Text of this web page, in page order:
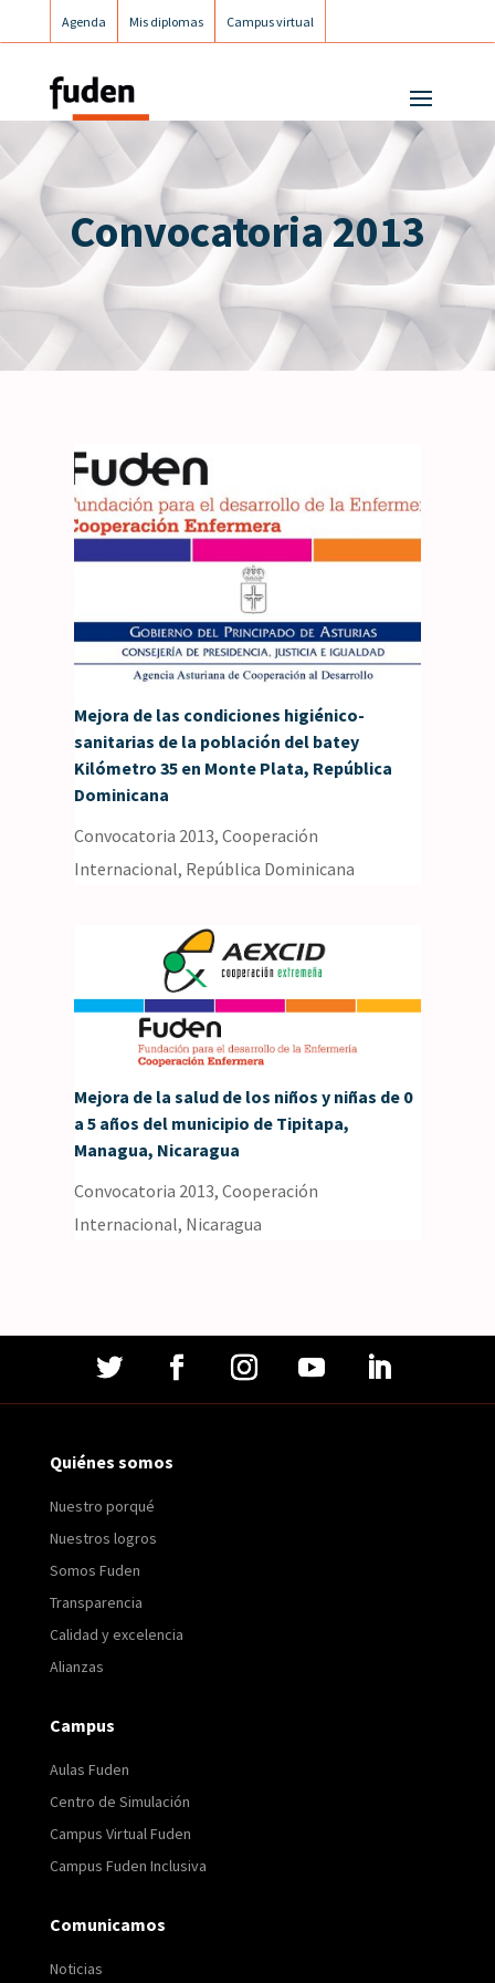
Agenda Mis diplomas Campus virtual
Convocatoria 2013
Mejora de las condiciones higiénico-
sanitarias de la población del batey
Kilómetro 35 en Monte Plata, República
Dominicana
Convocatoria 2013,Cooperación
Internacional, República Dominicana
Mejora de la salud de los niños y niñas de 0
a 5 años del municipio de Tipitapa,
Managua, Nicaragua
Convocatoria 2013,Cooperación
Internacional, Nicaragua
Quiénes somos
Nuestro porqué
Nuestros logros
Somos Fuden
Transparencia
Calidad y excelencia
Alianzas
Campus
Aulas Fuden
Centro de Simulación
Campus Virtual Fuden
Campus Fuden Inclusiva
Comunicamos
Noticias